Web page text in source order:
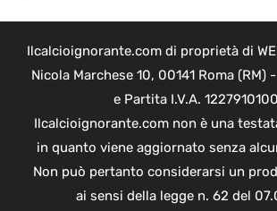
Ilcalcioignorante.com di proprietà di
Nicola Marchese 10, 00141 Roma (RM)
e Partita I.V.A.
Ilcalcioignorante.com non è una
in quanto viene aggiornato senza
Non può pertanto considerarsi un
ai sensi della legge n. 62 del